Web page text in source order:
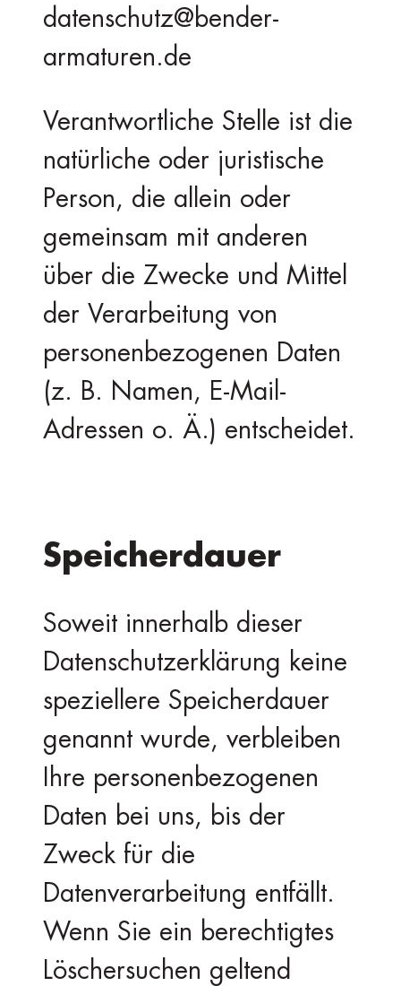
datenschutz@bender-
armaturen.de
Verantwortliche Stelle ist die
natürliche oder juristische
Person, die allein oder
gemeinsam mit anderen
über die Zwecke und Mittel
der Verarbeitung von
personenbezogenen Daten
(z. B. Namen, E-Mail-
Adressen o. Ä.) entscheidet.
Speicherdauer
Soweit innerhalb dieser
Datenschutzerklärung keine
speziellere Speicherdauer
genannt wurde, verbleiben
Ihre personenbezogenen
Daten bei uns, bis der
Zweck für die
Datenverarbeitung entfällt.
Wenn Sie ein berechtigtes
Löschersuchen geltend